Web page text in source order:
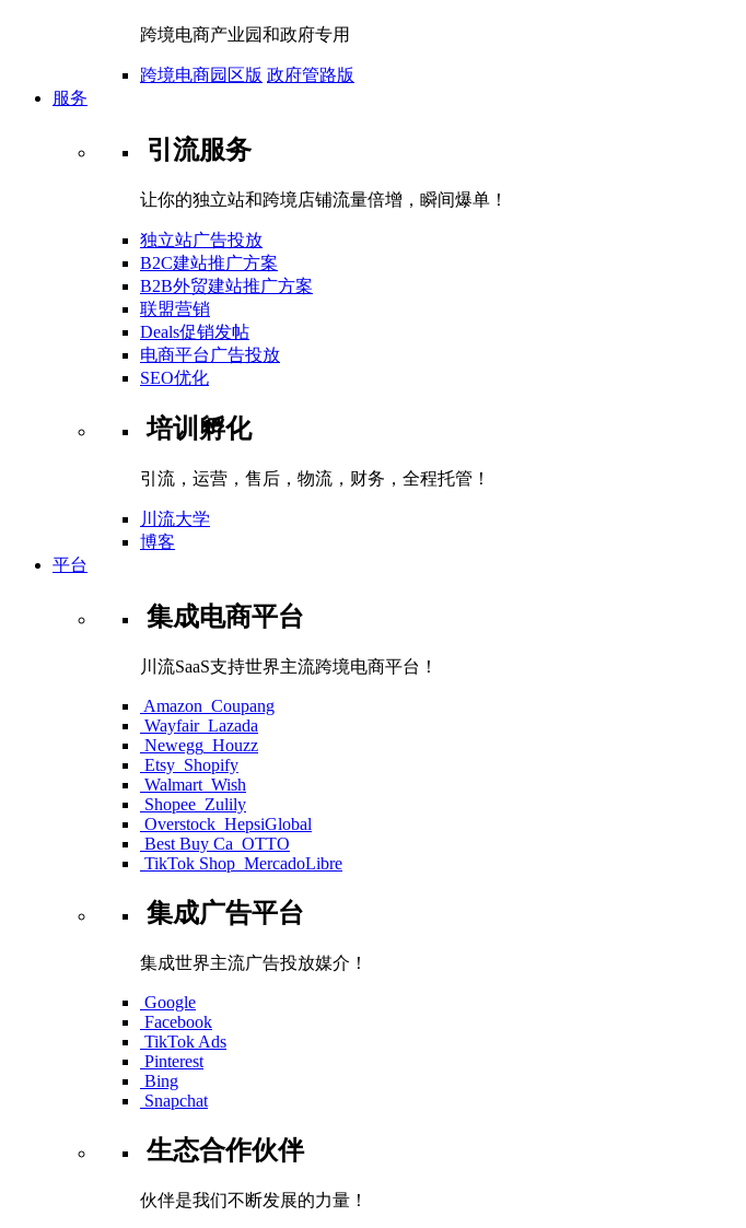
跨境电商产业园和政府专用
跨境电商园区版 政府管路版
服务
引流服务
让你的独立站和跨境店铺流量倍增，瞬间爆单！
独立站广告投放
B2C建站推广方案
B2B外贸建站推广方案
联盟营销
Deals促销发帖
电商平台广告投放
SEO优化
培训孵化
引流，运营，售后，物流，财务，全程托管！
川流大学
博客
平台
集成电商平台
川流SaaS支持世界主流跨境电商平台！
Amazon Coupang
Wayfair Lazada
Newegg Houzz
Etsy Shopify
Walmart Wish
Shopee Zulily
Overstock HepsiGlobal
Best Buy Ca OTTO
TikTok Shop MercadoLibre
集成广告平台
集成世界主流广告投放媒介！
Google
Facebook
TikTok Ads
Pinterest
Bing
Snapchat
生态合作伙伴
伙伴是我们不断发展的力量！